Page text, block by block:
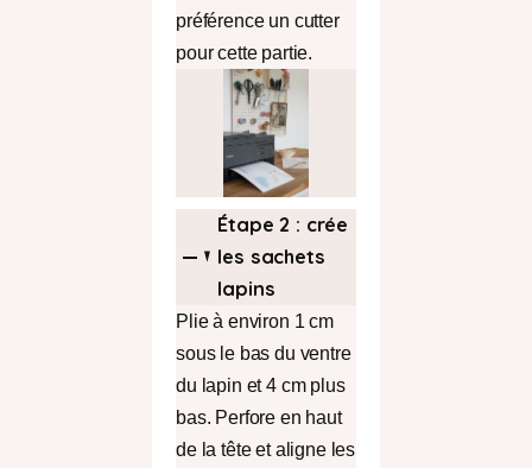
préférence un cutter
pour cette partie.
Étape 2 : crée
les sachets
lapins
Plie à environ 1 cm
sous le bas du ventre
du lapin et 4 cm plus
bas. Perfore en haut
de la tête et aligne les